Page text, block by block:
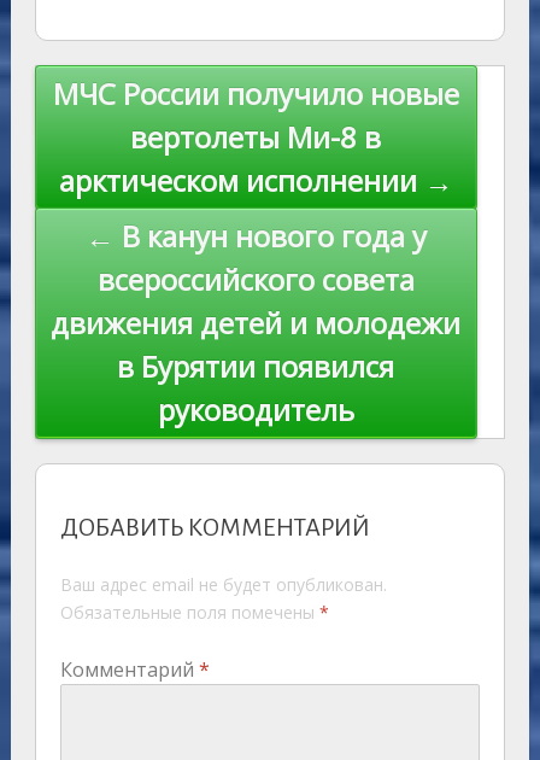
as
s
ni
ki
r
n
al
m p
p
st Li
n
k
Навигация
МЧС России получило новые
вертолеты Ми-8 в
арктическом исполнении →
← В канун нового года у
всероссийского совета
движения детей и молодежи
в Бурятии появился
руководитель
ДОБАВИТЬ КОММЕНТАРИЙ
Ваш адрес email не будет опубликован.
Обязательные поля помечены *
Комментарий *